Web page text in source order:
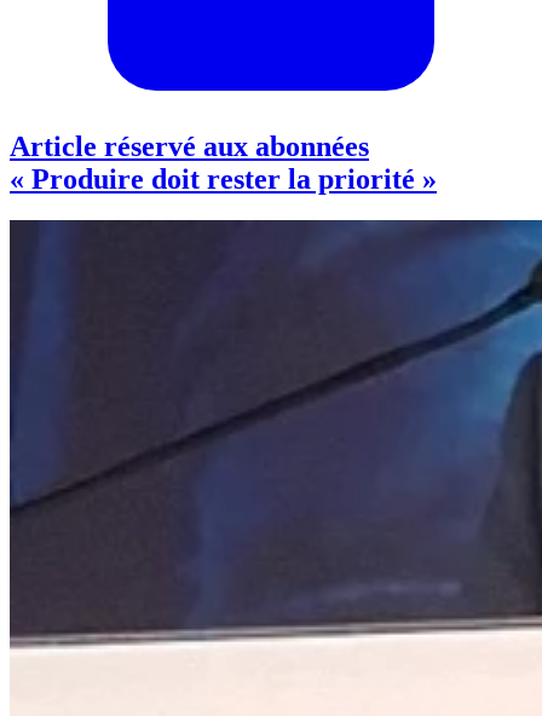
Article réservé aux abonnées
« Produire doit rester la priorité »